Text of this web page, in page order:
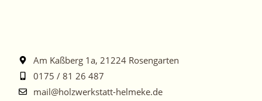
Am Kaßberg 1a, 21224 Rosengarten
0175 / 81 26 487
mail@holzwerkstatt-helmeke.de